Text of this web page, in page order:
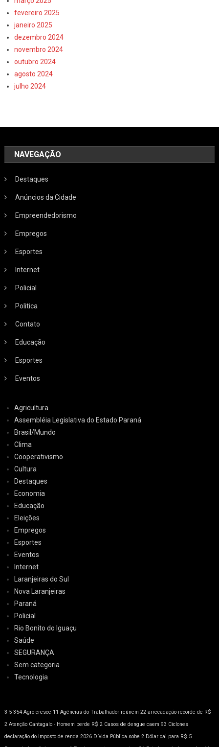
fevereiro 2025
janeiro 2025
dezembro 2024
novembro 2024
outubro 2024
agosto 2024
julho 2024
NAVEGAÇÃO
Destaques
Anúncios da Cidade
Empreendedorismo
Empregos
Esportes
Internet
Policial
Politica
Contato
Educação
Esportes
Eventos
Agricultura
Assembléia Legislativa do Estado Paraná
Brasil/Mundo
Clima
Cooperativismo
Cultura
Destaques
Economia
Educação
Eleições
Empregos
Esportes
Eventos
Internet
Laranjeiras do Sul
Nova Laranjeiras
Paraná
Policial
Rio Bonito do Iguaçu
Saúde
SEGURANÇA
Sem categoria
Tecnologia
3 5 354 Agro cresce 11 Agências do Trabalhador reúnem 22 arrecadação recorde de R$
2 Atenção Cantagalo - Homem perde R$ 2 Casos de dengue caem 93 Ciclones
declaração do Imposto de renda 2026 Dívida Pública sobe 2 Dólar cai para R$ 5